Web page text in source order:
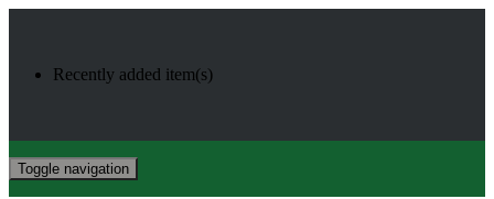
Recently added item(s)
Toggle navigation